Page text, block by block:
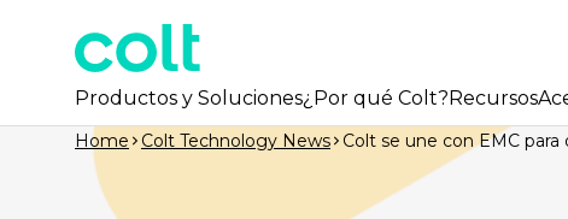
Productos y Soluciones¿Por qué Colt?Recursos
Home Colt Technology News Colt se une con EMC